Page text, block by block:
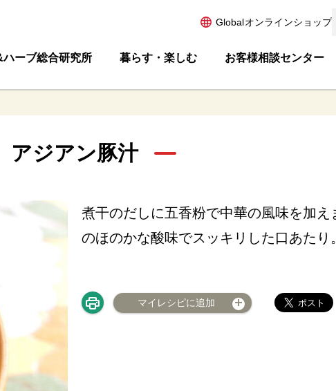
Globalオンラインショップ
ハーブ総合研究所 暮らす・楽しむ お客様相談センター
アジアン豚汁
煮干のだしに五香粉で中華の風味を加
のほのかな酸味でスッキリした口あたり。
マイレシピに追加